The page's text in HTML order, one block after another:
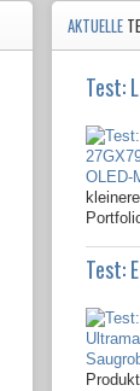
AKTUELLE
Test:
Test: